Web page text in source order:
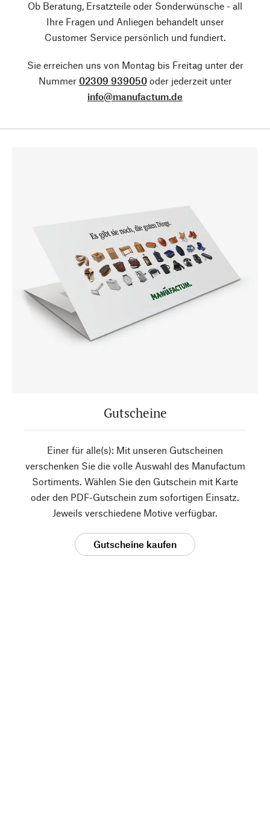
Ob Beratung, Ersatzteile oder Sonderwünsche - all
Ihre Fragen und Anliegen behandelt unser
Customer Service persönlich und fundiert.
Sie erreichen uns von Montag bis Freitag unter der
Nummer 02309 939050oder jederzeit unter
info@manufactum.de
Gutscheine
Einer für alle(s): Mit unseren Gutscheinen
verschenken Sie die volle Auswahl des Manufactum
Sortiments. Wählen Sie den Gutschein mit Karte
oder den PDF-Gutschein zum sofortigen Einsatz.
Jeweils verschiedene Motive verfügbar.
Gutscheine kaufen